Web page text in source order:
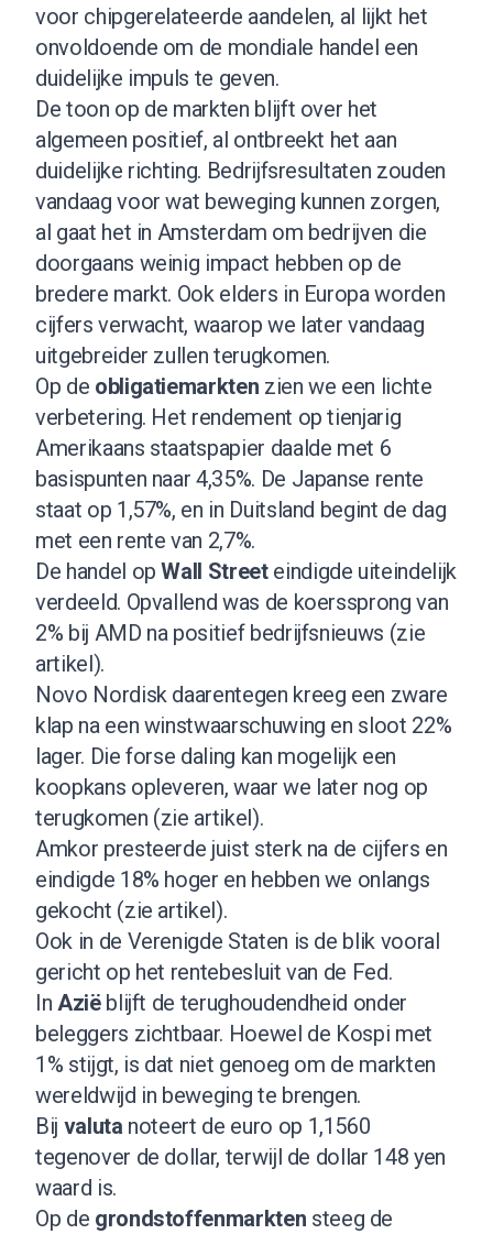
voor chipgerelateerde aandelen, al lijkt het
onvoldoende om de mondiale handel een
duidelijke impuls te geven.
De toon op de markten blijft over het
algemeen positief, al ontbreekt het aan
duidelijke richting. Bedrijfsresultaten zouden
vandaag voor wat beweging kunnen zorgen,
al gaat het in Amsterdam om bedrijven die
doorgaans weinig impact hebben op de
bredere markt. Ook elders in Europa worden
cijfers verwacht, waarop we later vandaag
uitgebreider zullen terugkomen.
Op de obligatiemarkten zien we een lichte
verbetering. Het rendement op tienjarig
Amerikaans staatspapier daalde met 6
basispunten naar 4,35%. De Japanse rente
staat op 1,57%, en in Duitsland begint de dag
met een rente van 2,7%.
De handel opWall Streeteindigde uiteindelijk
verdeeld. Opvallend was de koerssprong van
2% bij AMD na positief bedrijfsnieuws (zie
artikel).
Novo Nordisk daarentegen kreeg een zware
klap na een winstwaarschuwing en sloot 22%
lager. Die forse daling kan mogelijk een
koopkans opleveren, waar we later nog op
terugkomen (zie artikel).
Amkor presteerde juist sterk na de cijfers en
eindigde 18% hoger en hebben we onlangs
gekocht (zie artikel).
Ook in de Verenigde Staten is de blik vooral
gericht op het rentebesluit van de Fed.
In Azië blijft de terughoudendheid onder
beleggers zichtbaar. Hoewel de Kospi met
1% stijgt, is dat niet genoeg om de markten
wereldwijd in beweging te brengen.
Bij valuta noteert de euro op 1,1560
tegenover de dollar, terwijl de dollar 148 yen
waard is.
Op de grondstoffenmarkten steeg de